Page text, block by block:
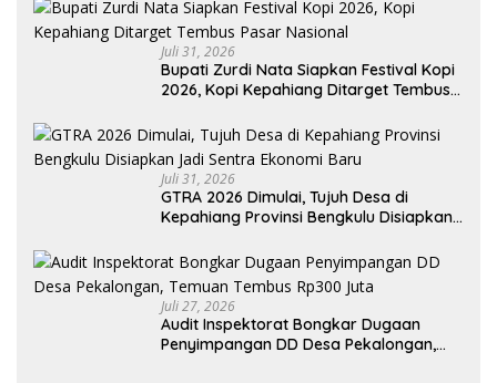
Juli 31, 2026
Bupati Zurdi Nata Siapkan Festival Kopi
2026, Kopi Kepahiang Ditarget Tembus
Juli 31, 2026
GTRA 2026 Dimulai, Tujuh Desa di
Kepahiang Provinsi Bengkulu Disiapkan
Juli 27, 2026
Audit Inspektorat Bongkar Dugaan
Penyimpangan DD Desa Pekalongan,